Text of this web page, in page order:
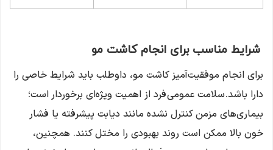
شرایط مناسب برای انجام کاشت مو
برای انجام موفقیت‌آمیز کاشت مو، داوطلب باید شرایط خاصی را
دارا باشد. سلامت عمومی فرد از اهمیت ویژه‌ای برخوردار است؛
بیماری‌های مزمن کنترل نشده مانند دیابت پیشرفته یا فشار
خون بالا ممکن است روند بهبودی را مختل کنند. همچنین،